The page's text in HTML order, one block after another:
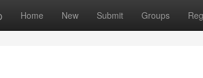
Home New Submit Groups